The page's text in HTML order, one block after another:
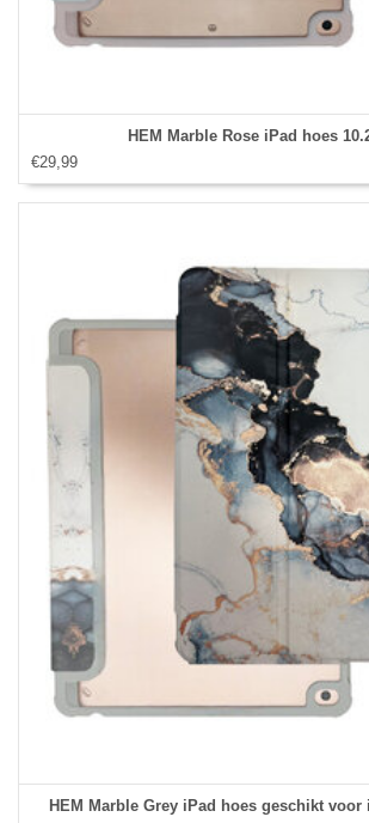
HEM Marble Rose iPad hoes
€29,99
HEM Marble Grey iPad hoes geschikt voor